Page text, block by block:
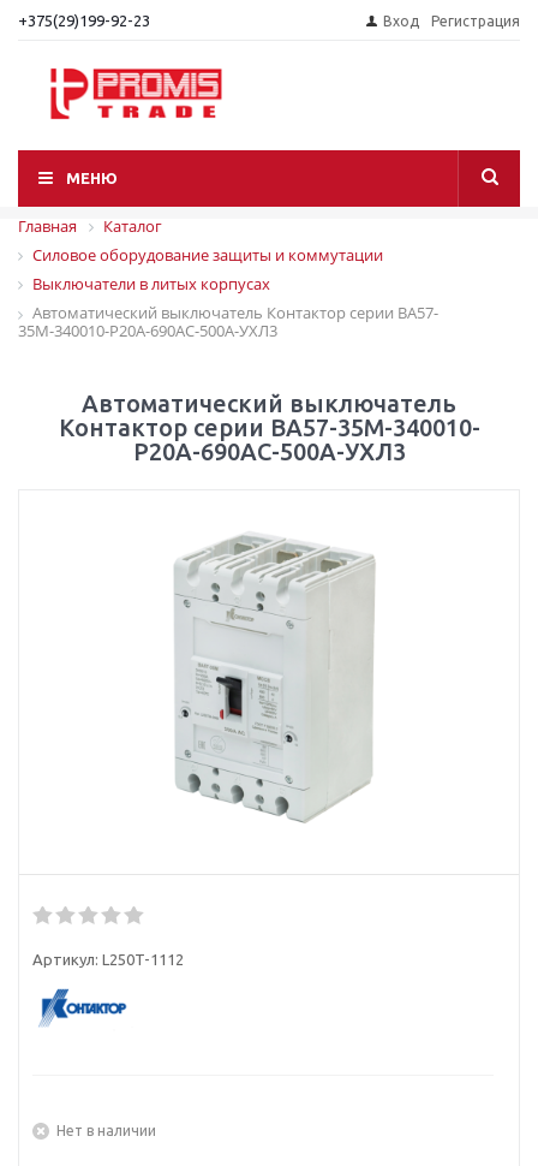
+375(29)199-92-23 Вход Регистрация
МЕНЮ
Главная
Каталог
Силовое оборудование защиты и коммутации
Выключатели в литых корпусах
Автоматический выключатель Контактор серии ВА57-
35М-340010-Р20А-690АС-500А-УХЛ3
Автоматический выключатель
Контактор серии ВА57-35М-340010-
Р20А-690АС-500А-УХЛ3
Артикул: L250T-1112
Нет в наличии